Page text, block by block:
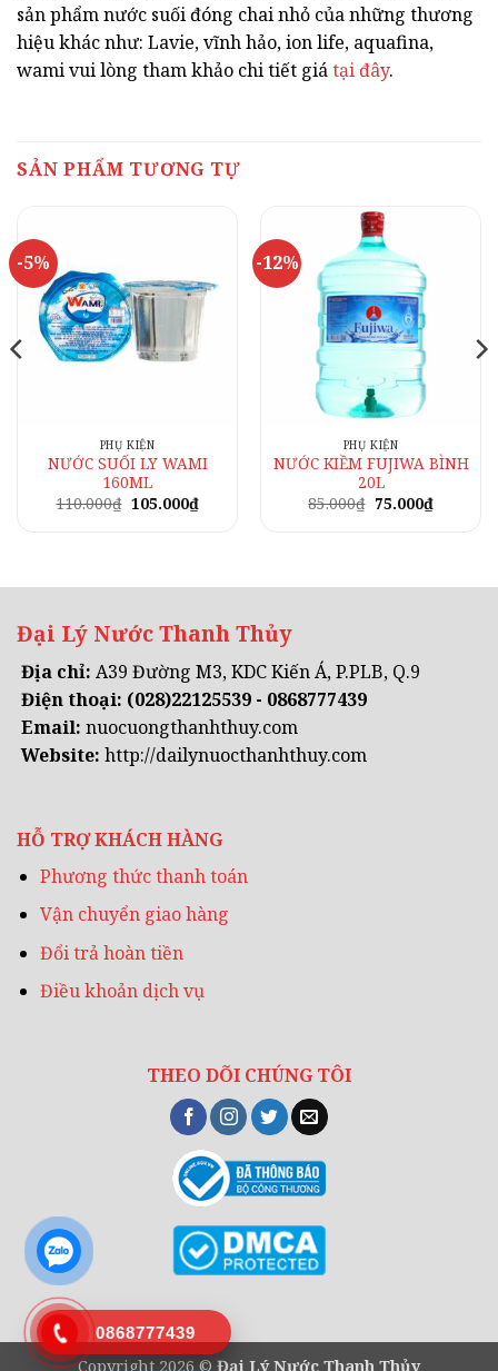
sản phẩm nước suối đóng chai nhỏ của những thương
hiệu khác như: Lavie, vĩnh hảo, ion life, aquafina,
wami vui lòng tham khảo chi tiết giátại đây.
SẢN PHẨM TƯƠNG TỰ
-5%
PHỤ KIỆN
NƯỚC SUỐI LY WAMI
160ML
110.000₫ Giá
gốc
105.000₫Giá
hiện
-12%
PHỤ KIỆN
NƯỚC KIỀM FUJIWA BÌNH
20L
85.000₫ Giá
gốc
75.000₫Giá
hiện
Đại Lý Nước Thanh Thủy
Địa chỉ: A39 Đường M3, KDC Kiến Á, P.PLB, Q.9
Điện thoại: (028)22125539 - 0868777439
Email: nuocuongthanhthuy.com
Website: http://dailynuocthanhthuy.com
HỖ TRỢ KHÁCH HÀNG
Phương thức thanh toán
Vận chuyển giao hàng
Đổi trả hoàn tiền
Điều khoản dịch vụ
THEO DÕI CHÚNG TÔI
Copyright 2026 © Đại Lý Nước Thanh Thủy
0868777439